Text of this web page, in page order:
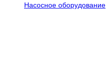
Насосное оборудование